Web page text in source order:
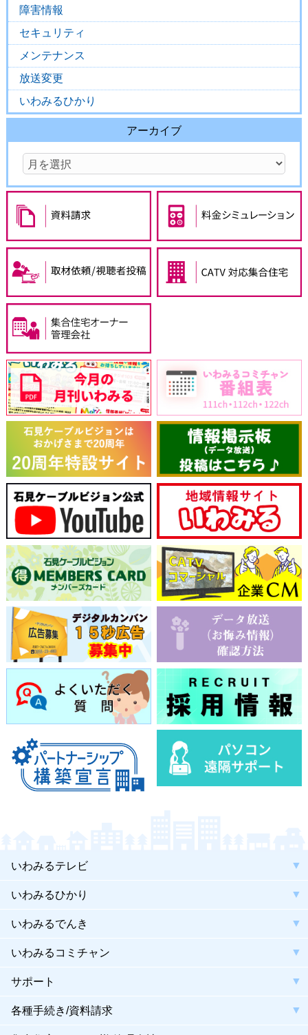
障害情報
セキュリティ
メンテナンス
放送変更
いわみるひかり
アーカイブ
いわみるテレビ
いわみるひかり
いわみるでんき
いわみるコミチャン
サポート
各種手続き/資料請求